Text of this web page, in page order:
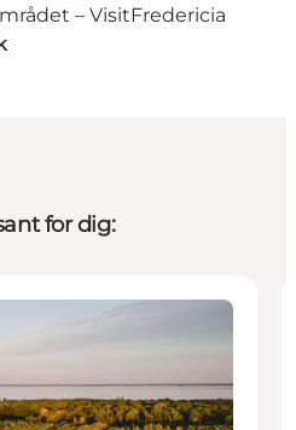
– VisitFredericia
for dig: